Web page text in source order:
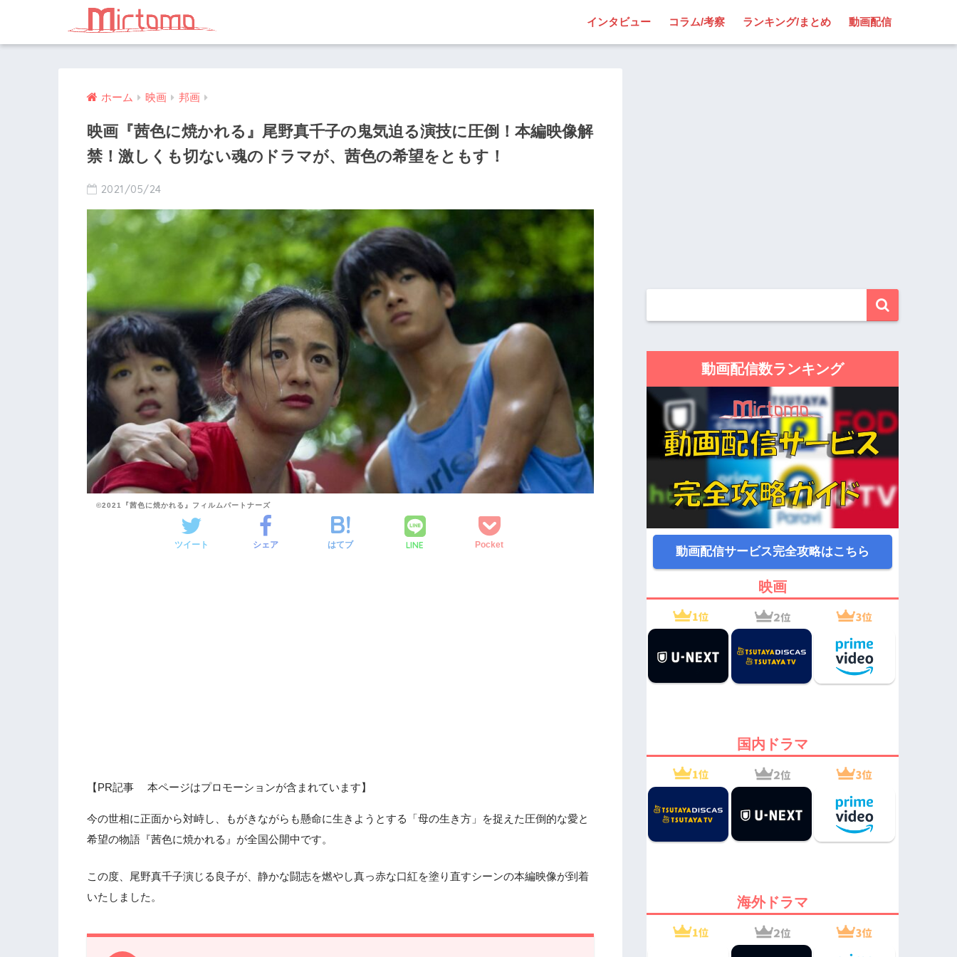
インタビュー コラム/考察 ランキング/まとめ 動画配信
ホーム 映画 邦画
映画『茜色に焼かれる』尾野真千子の鬼気迫る演技に圧倒！本編映像解
禁！激しくも切ない魂のドラマが、茜色の希望をともす！
2021/05/24
©2021『茜色に焼かれる』フィルムパートナーズ
ツイート シェア はてブ LINE Pocket
【PR記事 本ページはプロモーションが含まれています】
今の世相に正面から対峙し、もがきながらも懸命に生きようとする「母の生き方」を捉えた圧倒的な愛と
希望の物語『茜色に焼かれる』が全国公開中です。
この度、尾野真千子演じる良子が、静かな闘志を燃やし真っ赤な口紅を塗り直すシーンの本編映像が到着
いたしました。
動画配信数ランキング
動画配信サービス完全攻略はこちら
映画
国内ドラマ
海外ドラマ